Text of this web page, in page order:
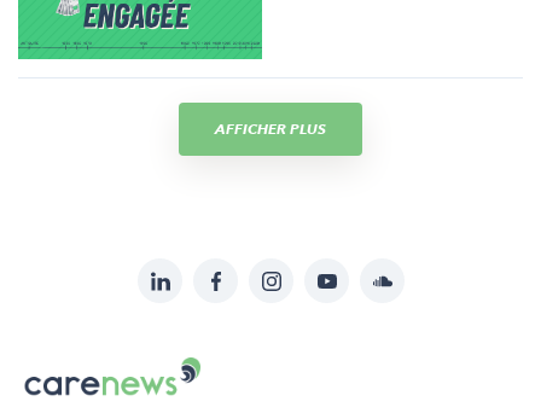
AFFICHER PLUS
sur:
LinkedInFacebookInstagramYouTubeSoundcloud
Carenews,
Le